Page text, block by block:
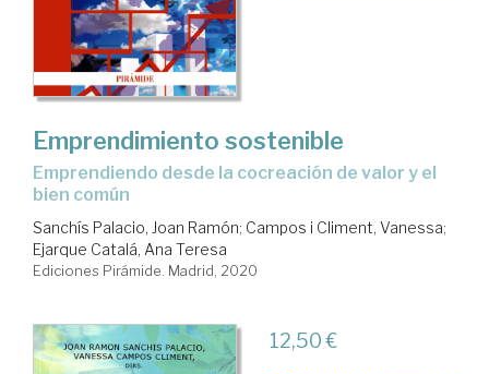
Emprendimiento sostenible
emprendiendo desde la cocreación de valor y el
bien común
Sanchís Palacio, Joan Ramón; Campos i Climent, Vanessa;
Ejarque Catalá, Ana Teresa
Ediciones Pirámide. Madrid, 2020
12,50 €